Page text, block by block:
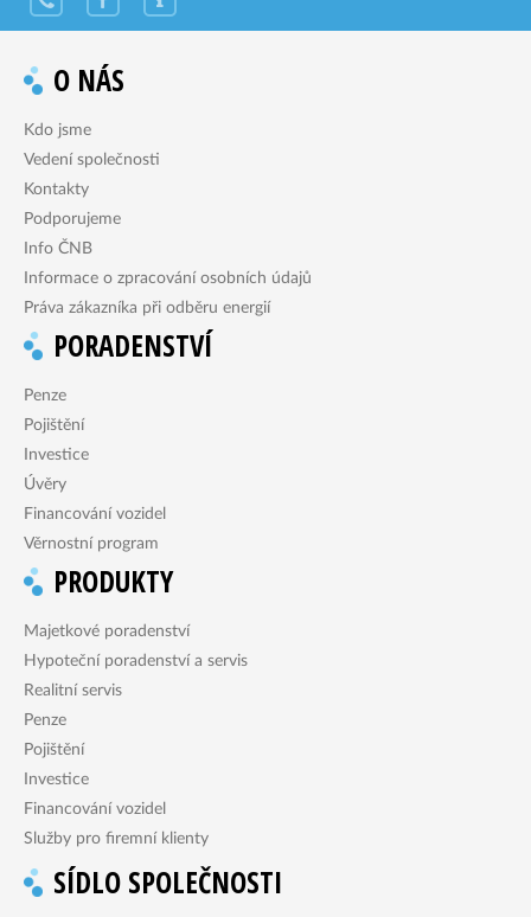
O NÁS
Kdo jsme
Vedení společnosti
Kontakty
Podporujeme
Info ČNB
Informace o zpracování osobních údajů
Práva zákazníka při odběru energií
PORADENSTVÍ
Penze
Pojištění
Investice
Úvěry
Financování vozidel
Věrnostní program
PRODUKTY
Majetkové poradenství
Hypoteční poradenství a servis
Realitní servis
Penze
Pojištění
Investice
Financování vozidel
Služby pro firemní klienty
SÍDLO SPOLEČNOSTI